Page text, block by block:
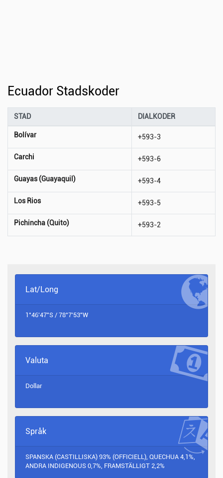
Ecuador Stadskoder
STAD DIALKODER
Bolívar +593-3
Carchi +593-6
Guayas (Guayaquil) +593-4
Los Rios +593-5
Pichincha (Quito) +593-2
Lat/Long
1°46'47"S / 78°7'53"W
Valuta
Dollar
Språk
SPANSKA (CASTILLISKA) 93% (OFFICIELL), QUECHUA 4,1%,
ANDRA INDIGENOUS 0,7%, FRAMSTÄLLIGT 2,2%